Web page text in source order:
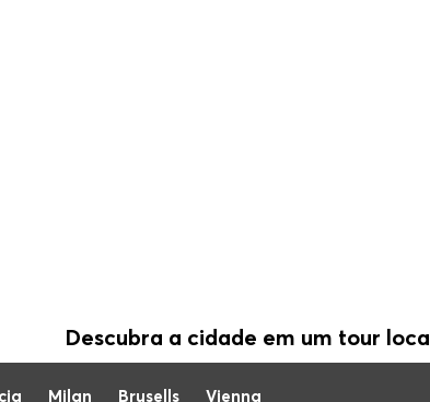
Descubra a cidade em um tour local
Milan Brusells Vienna